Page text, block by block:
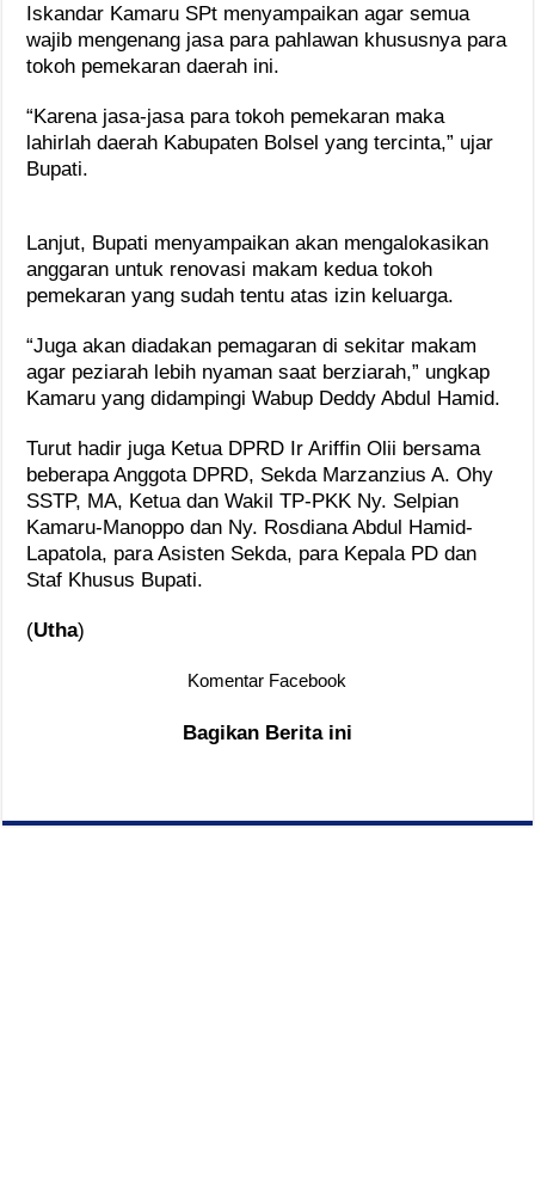
Iskandar Kamaru SPt menyampaikan agar semua
wajib mengenang jasa para pahlawan khususnya para
tokoh pemekaran daerah ini.
“Karena jasa-jasa para tokoh pemekaran maka
lahirlah daerah Kabupaten Bolsel yang tercinta,” ujar
Bupati.
Lanjut, Bupati menyampaikan akan mengalokasikan
anggaran untuk renovasi makam kedua tokoh
pemekaran yang sudah tentu atas izin keluarga.
“Juga akan diadakan pemagaran di sekitar makam
agar peziarah lebih nyaman saat berziarah,” ungkap
Kamaru yang didampingi Wabup Deddy Abdul Hamid.
Turut hadir juga Ketua DPRD Ir Ariffin Olii bersama
beberapa Anggota DPRD, Sekda Marzanzius A. Ohy
SSTP, MA, Ketua dan Wakil TP-PKK Ny. Selpian
Kamaru-Manoppo dan Ny. Rosdiana Abdul Hamid-
Lapatola, para Asisten Sekda, para Kepala PD dan
Staf Khusus Bupati.
(Utha)
Komentar Facebook
Bagikan Berita ini